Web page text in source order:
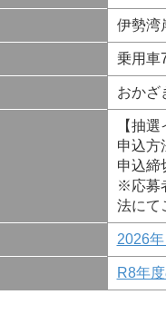
伊勢湾
乗用車
おかざ
【抽
申込方
申込締
※応募
法にて
2026
R8年